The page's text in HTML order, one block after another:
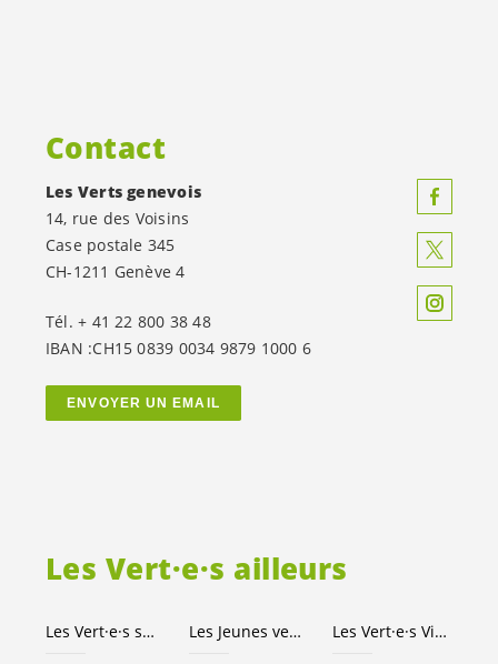
Les Vert·e·s ailleurs
Les Vert·e·s suisses Les Jeunes vert-e-s Les Vert·e·s Ville de Genève
Contact
Les Verts genevois
14, rue des Voisins
Case postale 345
CH-1211 Genève 4
Tél. + 41 22 800 38 48
IBAN :CH15 0839 0034 9879 1000 6
ENVOYER UN EMAIL